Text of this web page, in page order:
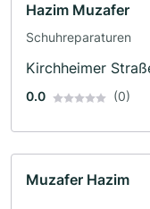
Hazim Muzafer
Schuhreparaturen
Kirchheimer
0.0 (0)
Muzafer Hazim